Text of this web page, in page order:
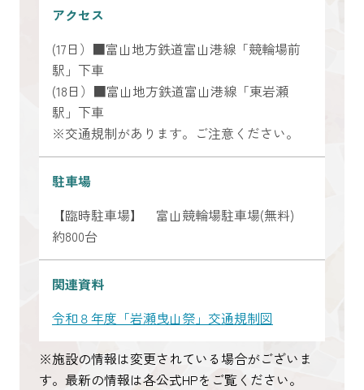
アクセス
(17日）■富山地方鉄道富山港線「競輪場前
駅」下車
(18日）■富山地方鉄道富山港線「東岩瀬
駅」下車
※交通規制があります。ご注意ください。
駐車場
【臨時駐車場】 富山競輪場駐車場(無料)
約800台
関連資料
令和８年度「岩瀬曳山祭」交通規制図
※施設の情報は変更されている場合がございま
す。最新の情報は各公式HPをご覧ください。